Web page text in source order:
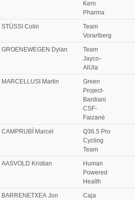
Kern
Pharma
STÜSSI Colin
Team
Vorarlberg
GROENEWEGEN Dylan
Team
Jayco-
AlUla
MARCELLUSI Martin
Green
Project-
Bardiani
CSF-
Faizanè
CAMPRUBÍ Marcel
Q36.5 Pro
Cycling
Team
AASVOLD Kristian
Human
Powered
Health
BARRENETXEA Jon
Caja